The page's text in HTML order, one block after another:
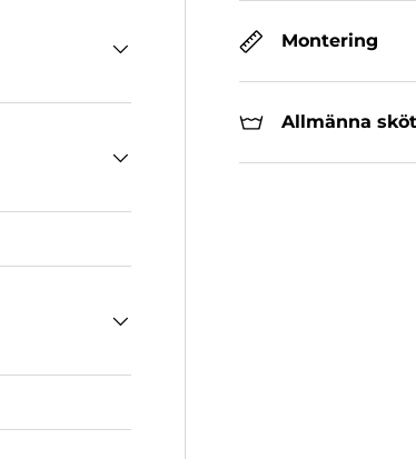
Montering
Allmänna